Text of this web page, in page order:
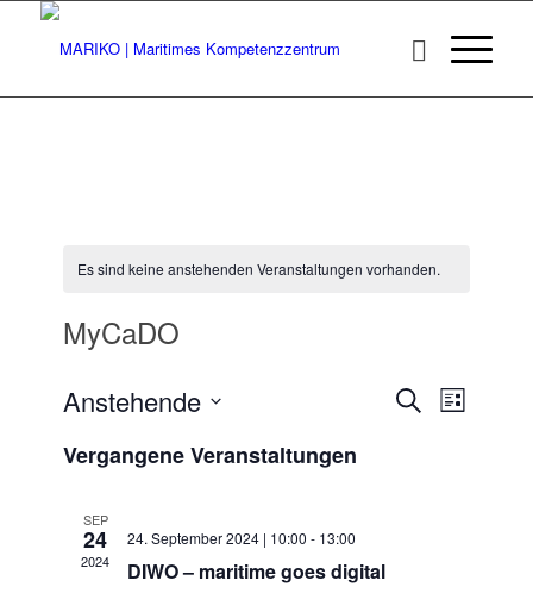
Es sind keine anstehenden Veranstaltungen vorhanden.
MyCaDO
SucheListe
Anstehende
wählen.
Vergangene Veranstaltungen
SEP
24
2024
24. September 2024 | 10:00 - 13:00
DIWO – maritime goes digital